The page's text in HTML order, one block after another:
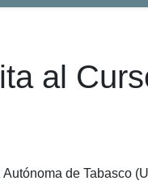
al
de Tabasco